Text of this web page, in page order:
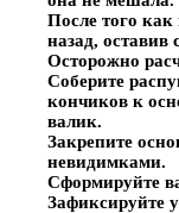
После того как
назад, оставив
Осторожно
Соберите
кончиков к
валик.
Закрепите
невидимками.
Сформируйте
Зафиксируйте